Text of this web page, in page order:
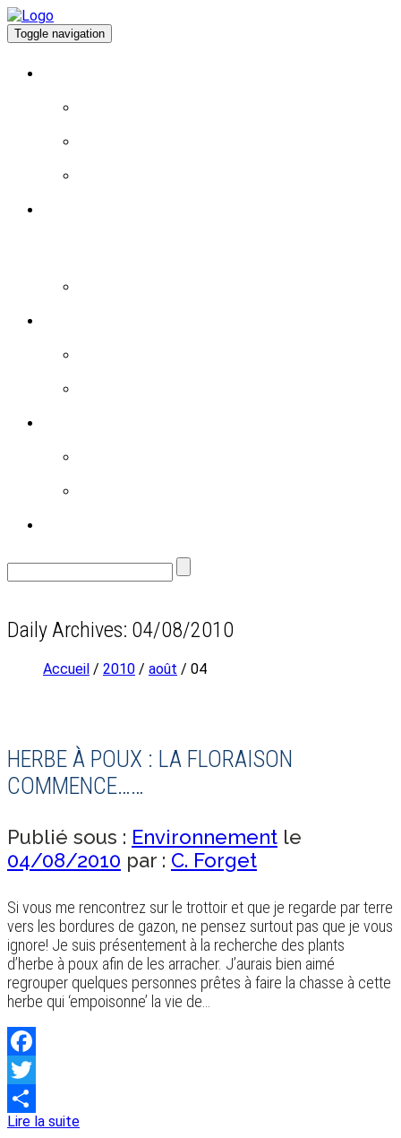
Toggle navigation
Daily Archives: 04/08/2010
Accueil / 2010 / août / 04
HERBE À POUX : LA FLORAISON
COMMENCE……
Publié sous : Environnement le
04/08/2010 par : C. Forget
Si vous me rencontrez sur le trottoir et que je regarde par terre
vers les bordures de gazon, ne pensez surtout pas que je vous
ignore! Je suis présentement à la recherche des plants
d’herbe à poux afin de les arracher. J’aurais bien aimé
regrouper quelques personnes prêtes à faire la chasse à cette
herbe qui ‘empoisonne’ la vie de…
Facebook
Twitter
Share
Lire la suite